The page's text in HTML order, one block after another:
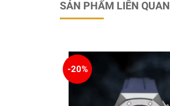
SẢN PHẨM LIÊN QUAN
-20%